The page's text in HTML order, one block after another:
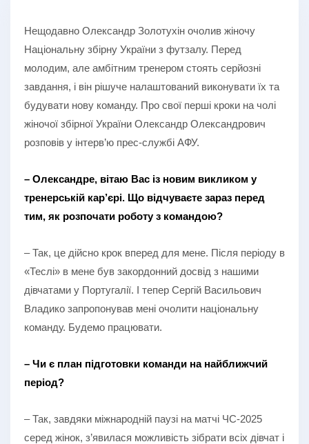
Нещодавно Олександр Золотухін очолив жіночу
Національну збірну України з футзалу. Перед
молодим, але амбітним тренером стоять серйозні
завдання, і він рішуче налаштований виконувати їх та
будувати нову команду. Про свої перші кроки на чолі
жіночої збірної України Олександр Олександрович
розповів у інтерв’ю прес-службі АФУ.
– Олександре, вітаю Вас із новим викликом у
тренерській кар’єрі. Що відчуваєте зараз перед
тим, як розпочати роботу з командою?
– Так, це дійсно крок вперед для мене. Після періоду в
«Теслі» в мене був закордонний досвід з нашими
дівчатами у Португалії. І тепер Сергій Васильович
Владико запропонував мені очолити національну
команду. Будемо працювати.
– Чи є план підготовки команди на найближчий
період?
– Так, завдяки міжнародній паузі на матчі ЧС-2025
серед жінок, з’явилася можливість зібрати всіх дівчат і